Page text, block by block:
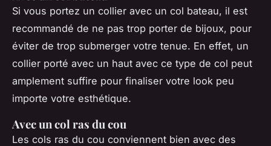
Si vous portez un collier avec un col bateau, il est
recommandé de ne pas trop porter de bijoux, pour
éviter de trop submerger votre tenue. En effet, un
collier porté avec un haut avec ce type de col peut
amplement suffire pour finaliser votre look peu
importe votre esthétique.
Avec un col ras du cou
Les cols ras du cou conviennent bien avec des